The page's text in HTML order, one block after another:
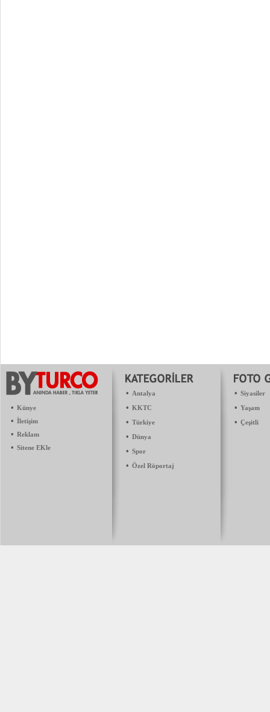
• Künye
• İletişim
• Reklam
• Sitene EKle
• Antalya
• KKTC
• Türkiye
• Dünya
• Spor
• Özel Röportaj
• Siyasiler
• Yaşam
• Çeşitli